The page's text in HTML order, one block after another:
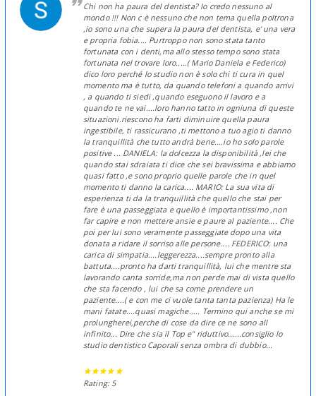
Chi non ha paura del dentista? Io credo nessuno al
mondo !!! Non c è nessuno che non tema quella poltrona
,io sono una che supera la paura del dentista, e' una vera
e propria fobia.... Purtroppo non sono stata tanto
fortunata con i denti,ma allo stesso tempo sono stata
fortunata nel trovare loro.....( Mario Daniela e Federico)
dico loro perché lo studio non è solo chi ti cura in quel
momento ma è tutto, da quando telefoni a quando arrivi
, a quando ti siedi ,quando eseguono il lavoro e a
quando te ne vai....loro hanno tatto in ogniuna di queste
situazioni.riescono ha farti diminuire quella paura
ingestibile, ti rassicurano ,ti mettono a tuo agio ti danno
la tranquillità che tutto andrà bene....io ho solo parole
positive ... DANIELA: la dolcezza la disponibilità ,lei che
quando stai sdraiata ti dice che sei bravissima e abbiamo
quasi fatto ,e sono proprio quelle parole che in quel
momento ti danno la carica.... MARIO: La sua vita di
esperienza ti da la tranquillità che quello che stai per
fare è una passeggiata e quello è importantissimo ,non
far capire e non mettere ansie e paure al paziente.... Che
poi per lui sono veramente passeggiate dopo una vita
donata a ridare il sorriso alle persone.... FEDERICO: una
carica di simpatia....leggerezza....sempre pronto alla
battuta....pronto ha darti tranquillità, lui che mentre sta
lavorando canta sorride,ma non perde mai di vista quello
che sta facendo , lui che sa come prendere un
paziente....( e con me ci vuole tanta tanta pazienza) Ha le
mani fatate....quasi magiche..... Termino qui anche se mi
prolungherei,perche di cose da dire ce ne sono all
infinito... Dire che sia il Top e" riduttivo......consiglio lo
studio dentistico Caporali senza ombra di dubbio...
Rating: 5